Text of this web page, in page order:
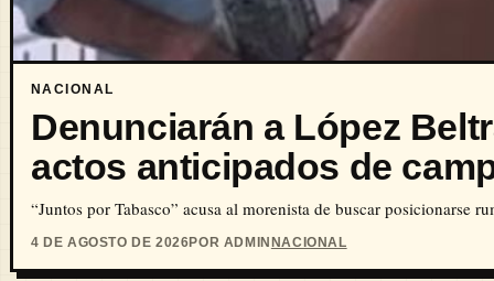
NACIONAL
Denunciarán a López
actos anticipados de
“Juntos por Tabasco” acusa al morenista de buscar posicionarse
4 DE AGOSTO DE 2026POR ADMINNACIONAL